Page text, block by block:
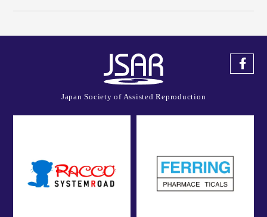
Japan Society of Assisted Reproduction